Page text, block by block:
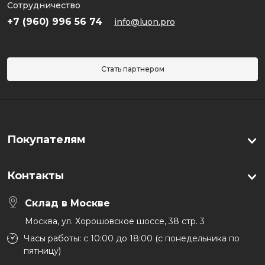
Сотрудничество
+7 (960) 996 56 74 info@luon.pro
Стать партнером
Покупателям
Контакты
Склад в Москве
Москва, ул. Хорошовское шоссе, 38 стр. 3
Часы работы: с 10:00 до 18:00 (с понедельника по
пятницу)